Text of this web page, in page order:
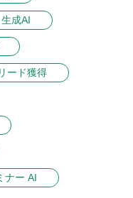
生成AI
ード獲得
ナー AI